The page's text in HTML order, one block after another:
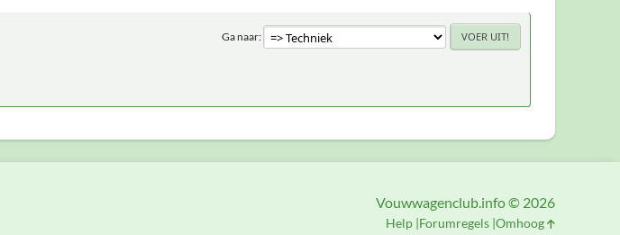
Ga naar
Vouwwagenclub.info © 2026
Help Forumregels Omhoog